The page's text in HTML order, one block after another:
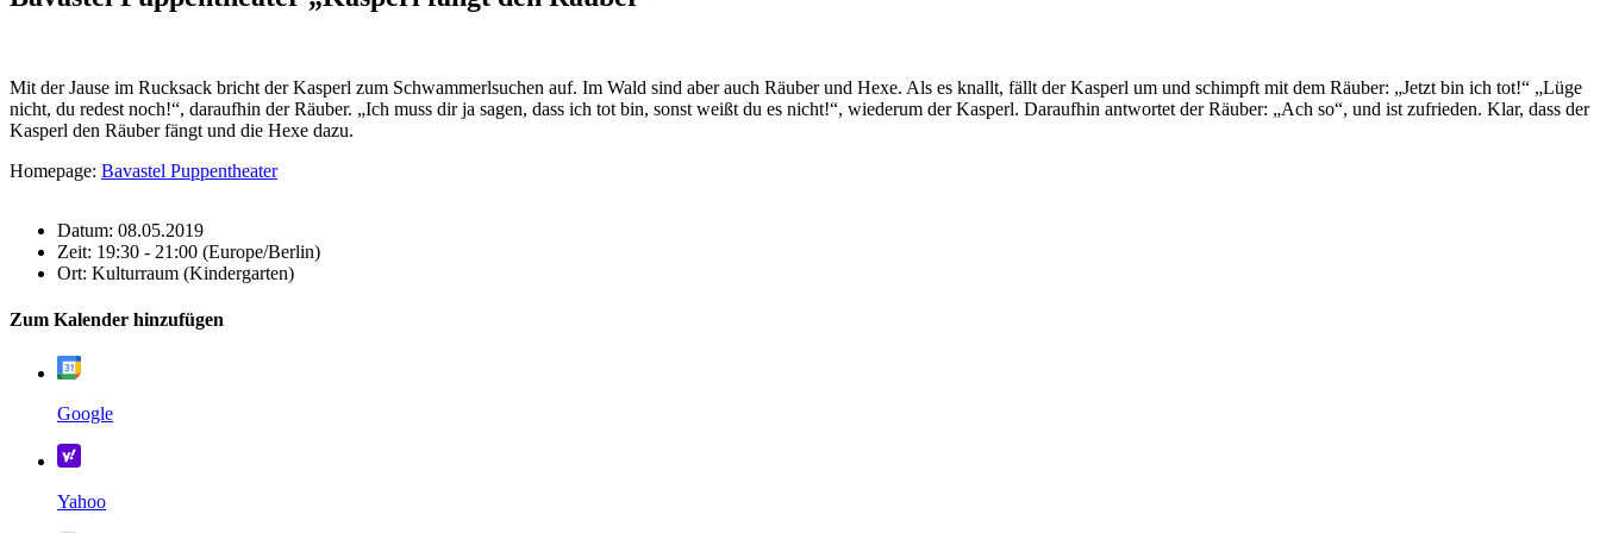
Mit der Jause im Rucksack bricht der Kasperl zum Schwammerlsuchen auf. Im Wald sind aber auch Räuber und Hexe. Als es knallt, fällt der Kasperl um und schimpft mit dem Räuber: „Jetzt bin ich tot!“ „Lüge
nicht, du redest noch!“, daraufhin der Räuber. „Ich muss dir ja sagen, dass ich tot bin, sonst weißt du es nicht!“, wiederum der Kasperl. Daraufhin antwortet der Räuber: „Ach so“, und ist zufrieden. Klar, dass der
Kasperl den Räuber fängt und die Hexe dazu.
Homepage: Bavastel Puppentheater
Datum: 08.05.2019
Zeit: 19:30 - 21:00 (Europe/Berlin)
Ort: Kulturraum (Kindergarten)
Zum Kalender hinzufügen
Google
Yahoo